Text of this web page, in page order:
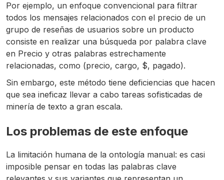
Por ejemplo, un enfoque convencional para filtrar
todos los mensajes relacionados con el precio de un
grupo de reseñas de usuarios sobre un producto
consiste en realizar una búsqueda por palabra clave
en Precio y otras palabras estrechamente
relacionadas, como (precio, cargo, $, pagado).
Sin embargo, este método tiene deficiencias que hacen
que sea ineficaz llevar a cabo tareas sofisticadas de
minería de texto a gran escala.
Los problemas de este enfoque
La limitación humana de la ontología manual: es casi
imposible pensar en todas las palabras clave